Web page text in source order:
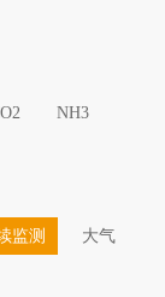
NH3
监测 大气